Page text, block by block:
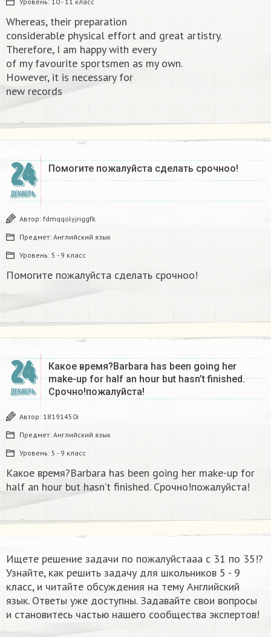
Whereas, their preparation
considerable physical effort and great artistry.
Therefore, I am happy with every
of my favourite sportsmen as my own.
However, it is necessary for
new records​
24
ДЕКАБРЬ
Помогите пожалуйста сделать срочноо! ​
Автор: fdmqqolyjriggfk
Предмет: Английский язык
Уровень: 5 - 9 класс
Помогите пожалуйста сделать срочноо!
24
ДЕКАБРЬ
Какое время?Barbara has been going her
make-up for half an hour but hasn’t finished.
Срочно!пожалуйста!
Автор: 18191450i
Предмет: Английский язык
Уровень: 5 - 9 класс
Какое время?Barbara has been going her make-up for
half an hour but hasn’t finished. Срочно!пожалуйста!
Ищете решение задачи по пожалуйстааа с 31 по 35!?
Узнайте, как решить задачу для школьников 5 - 9
класс, и читайте обсуждения на тему Английский
язык. Ответы уже доступны. Задавайте свои вопросы
и становитесь частью нашего сообщества экспертов!